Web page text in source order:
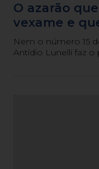
O azarão
vexame e
Nem o número 15
Antídio Lunelli faz o